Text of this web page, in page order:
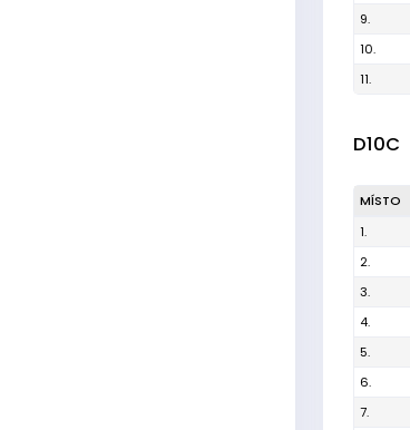
9.
10.
11.
D10C
MÍSTO
1.
2.
3.
4.
5.
6.
7.